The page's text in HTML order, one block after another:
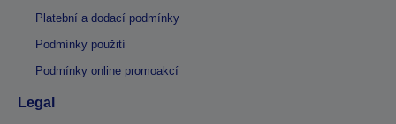
Platební a dodací podmínky
Podmínky použití
Podmínky online promoakcí
Legal